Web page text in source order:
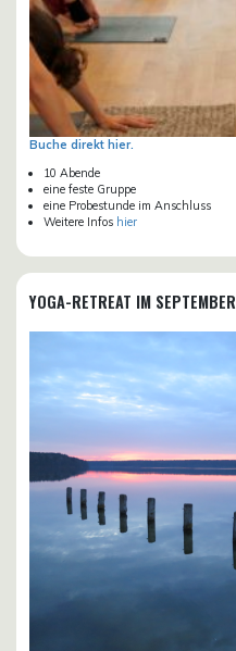
Buche direkt hier.
10 Abende
eine feste Gruppe
eine Probestunde im Anschluss
Weitere Infos hier
YOGA-RETREAT IM SEPTEMBER